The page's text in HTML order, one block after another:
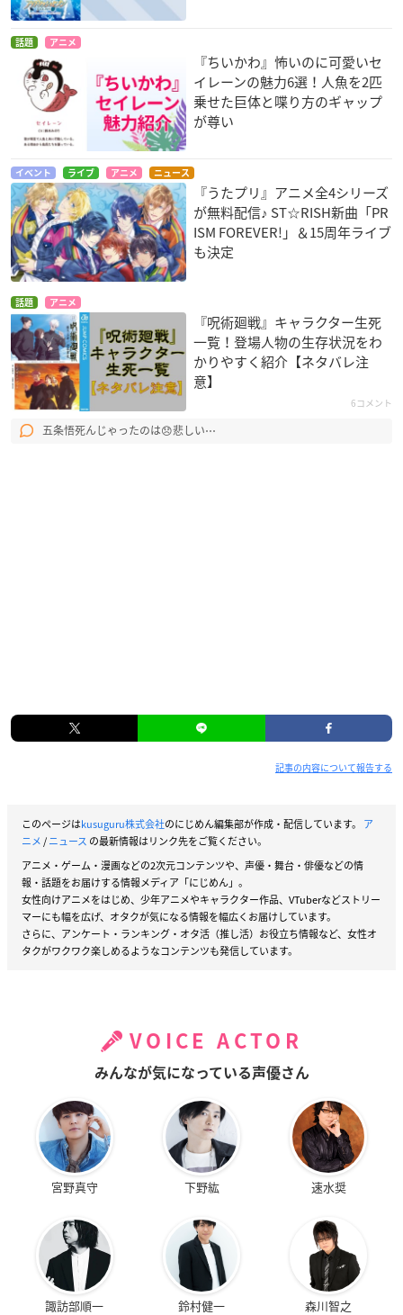
話題 アニメ
『ちいかわ』怖いのに可愛いセ
イレーンの魅力6選！人魚を2匹
乗せた巨体と喋り方のギャップ
が尊い
イベント ライブ アニメ ニュース
『うたプリ』アニメ全4シリーズ
が無料配信♪ ST☆RISH新曲「PR
ISM FOREVER!」＆15周年ライブ
も決定
話題 アニメ
『呪術廻戦』キャラクター生死
一覧！登場人物の生存状況をわ
かりやすく紹介【ネタバレ注
意】
6コメント
五条悟死んじゃったのは😞悲しい⋯
記事の内容について報告する
このページはkusuguru株式会社のにじめん編集部が作成・配信しています。 ア
ニメ/ニュース の最新情報はリンク先をご覧ください。
アニメ・ゲーム・漫画などの2次元コンテンツや、声優・舞台・俳優などの情
報・話題をお届けする情報メディア「にじめん」。
女性向けアニメをはじめ、少年アニメやキャラクター作品、VTuberなどストリー
マーにも幅を広げ、オタクが気になる情報を幅広くお届けしています。
さらに、アンケート・ランキング・オタ活（推し活）お役立ち情報など、女性オ
タクがワクワク楽しめるようなコンテンツも発信しています。
VOICE ACTOR
みんなが気になっている声優さん
宮野真守 下野紘 速水奨
諏訪部順一 鈴村健一 森川智之